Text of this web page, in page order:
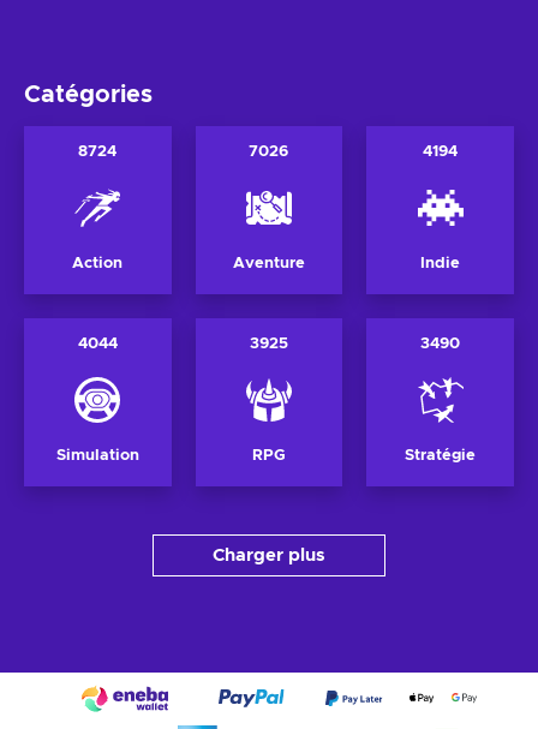
Catégories
8724
Action
7026
Aventure
4194
Indie
4044
Simulation
3925
RPG
3490
Stratégie
Charger plus